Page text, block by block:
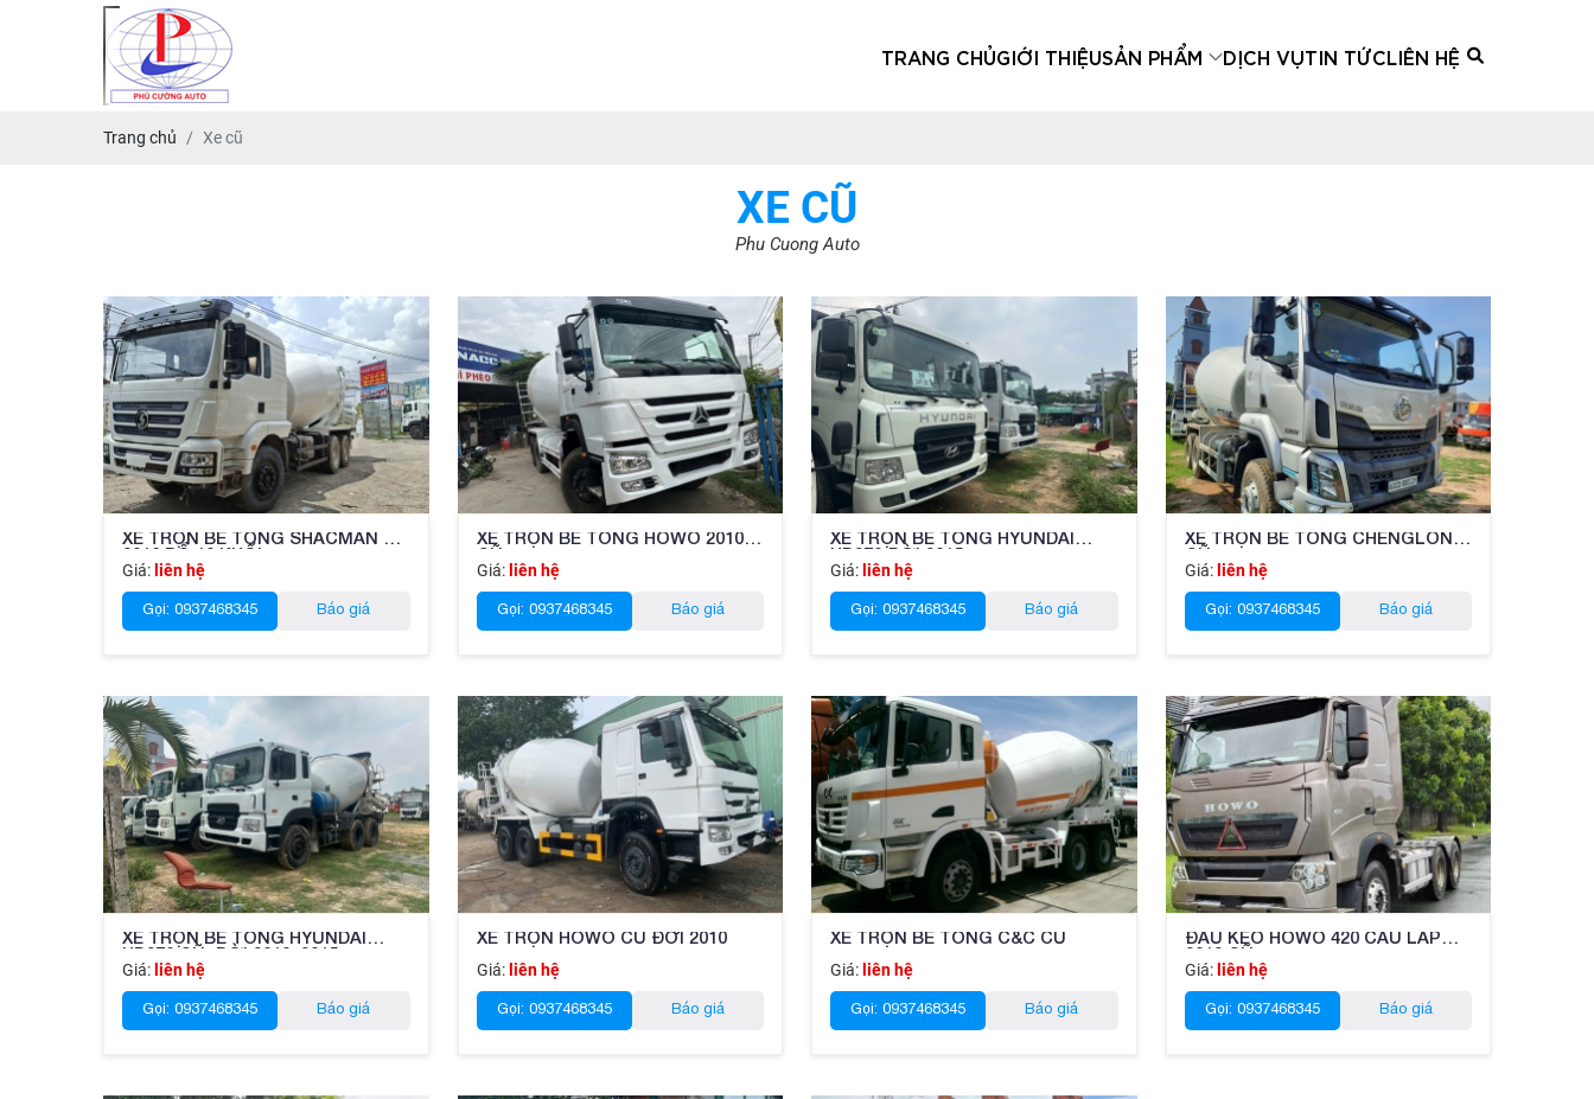
TRANG CHỦGIỚI THIỆUSẢN PHẨM DỊCH VỤTIN TỨCLIÊN HỆ
Trang chủ Xe cũ
XE CŨ
Phu Cuong Auto
XE TRỘN BÊ TÔNG SHACMAN CŨ
Giá: liên hệ
Gọi: 0937468345 Báo giá
XE TRỘN BÊ TÔNG HOWO 2010
Giá: liên hệ
Gọi: 0937468345 Báo giá
XE TRỘN BÊ TÔNG HYUNDAI
Giá: liên hệ
Gọi: 0937468345 Báo giá
XE TRỘN BÊ TÔNG CHENGLONG
Giá: liên hệ
Gọi: 0937468345 Báo giá
XE TRỘN BÊ TÔNG HYUNDAI
Giá: liên hệ
Gọi: 0937468345 Báo giá
XE TRỘN HOWO CŨ ĐỜI 2010
Giá: liên hệ
Gọi: 0937468345 Báo giá
XE TRỘN BÊ TÔNG C&C CŨ
Giá: liên hệ
Gọi: 0937468345 Báo giá
ĐẦU KÉO HOWO 420 CẦU LÁP
Giá: liên hệ
Gọi: 0937468345 Báo giá